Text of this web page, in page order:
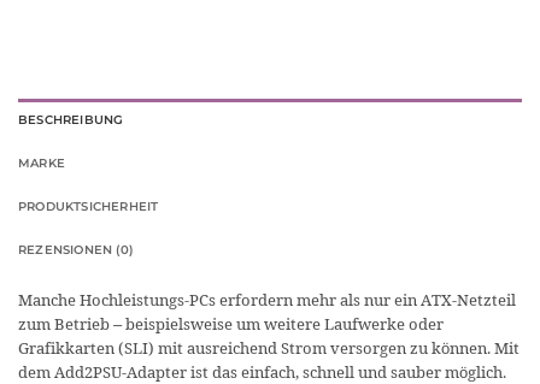
BESCHREIBUNG
MARKE
PRODUKTSICHERHEIT
REZENSIONEN (0)
Manche Hochleistungs-PCs erfordern mehr als nur ein ATX-Netzteil
zum Betrieb – beispielsweise um weitere Laufwerke oder
Grafikkarten (SLI) mit ausreichend Strom versorgen zu können. Mit
dem Add2PSU-Adapter ist das einfach, schnell und sauber möglich.